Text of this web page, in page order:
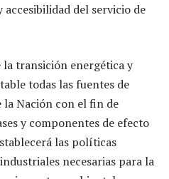
del servicio de
la transición energética y
todas las fuentes de
la Nación con el fin de
y componentes de efecto
las políticas
necesarias para la